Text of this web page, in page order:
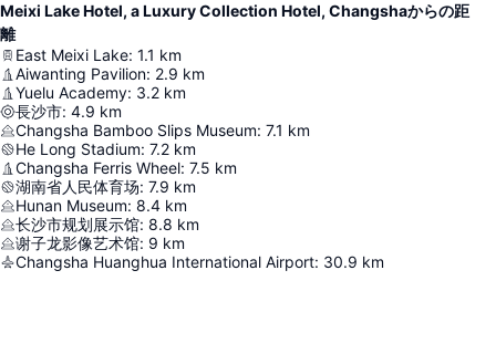
Meixi Lake Hotel, a Luxury Collection Hotel, Changshaからの距
離
East Meixi Lake: 1.1 km
Aiwanting Pavilion: 2.9 km
Yuelu Academy: 3.2 km
長沙市: 4.9 km
Changsha Bamboo Slips Museum: 7.1 km
He Long Stadium: 7.2 km
Changsha Ferris Wheel: 7.5 km
湖南省人民体育场: 7.9 km
Hunan Museum: 8.4 km
长沙市规划展示馆: 8.8 km
谢子龙影像艺术馆: 9 km
Changsha Huanghua International Airport: 30.9 km